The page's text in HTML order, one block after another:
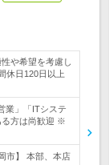
や希望を考慮し
休日120日以上
業」「ITシステ
る方は尚歓迎 ※
市】 本部、本店